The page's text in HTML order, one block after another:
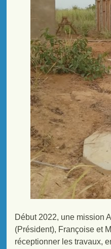
Début 2022, une mission
(Président), Françoise et
réceptionner les travaux,